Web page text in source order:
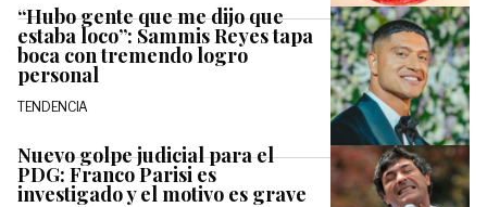
“Hubo gente que me dijo que
estaba loco”: Sammis Reyes tapa
boca con tremendo logro
personal
TENDENCIA
Nuevo golpe judicial para el
PDG: Franco Parisi es
investigado y el motivo es grave